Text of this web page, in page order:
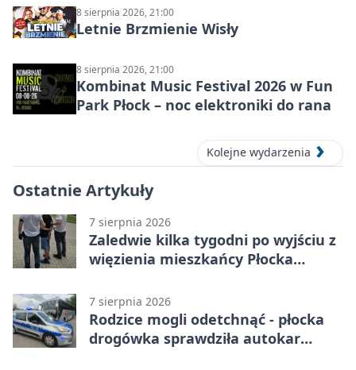
8 sierpnia 2026, 21:00
Letnie Brzmienie Wisły
8 sierpnia 2026, 21:00
Kombinat Music Festival 2026 w Fun
Park Płock – noc elektroniki do rana
Kolejne wydarzenia
Ostatnie Artykuły
7 sierpnia 2026
Zaledwie kilka tygodni po wyjściu z
więzienia mieszkańcy Płocka
7 sierpnia 2026
Rodzice mogli odetchnąć - płocka
drogówka sprawdziła autokar